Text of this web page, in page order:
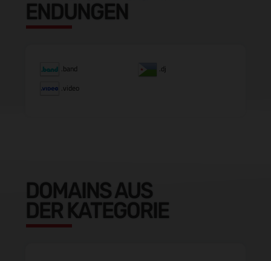
ENDUNGEN
.band
.dj
.video
DOMAINS AUS
DER KATEGORIE